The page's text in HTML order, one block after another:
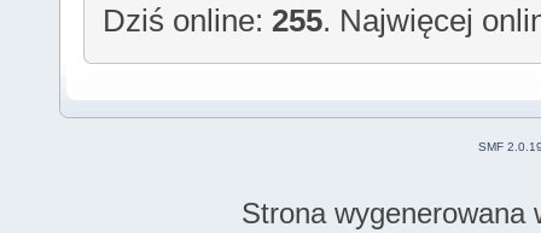
Dziś online: 255. Najwięcej
SMF
Strona wygenerowana